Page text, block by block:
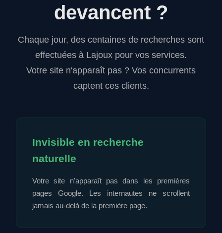
devancent ?
Chaque jour, des centaines de recherches sont
effectuées à Lajoux pour vos services.
Votre site n'apparaît pas ? Vos concurrents
captent ces clients.
Invisible en recherche
naturelle
Votre site n'apparaît pas dans les premières
pages Google. Les internautes ne scrollent
jamais au-delà de la première page.